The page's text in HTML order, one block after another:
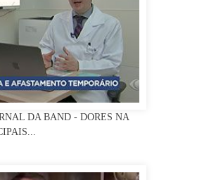
DA BAND - DORES NA